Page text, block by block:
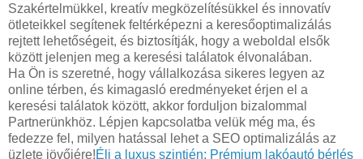
Szakértelmükkel, kreatív megközelítésükkel és innovatív
ötleteikkel segítenek feltérképezni a keresőoptimalizálás
rejtett lehetőségeit, és biztosítják, hogy a weboldal elsők
között jelenjen meg a keresési találatok élvonalában.
Ha Ön is szeretné, hogy vállalkozása sikeres legyen az
online térben, és kimagasló eredményeket érjen el a
keresési találatok között, akkor forduljon bizalommal
Partnerünkhöz. Lépjen kapcsolatba velük még ma, és
fedezze fel, milyen hatással lehet a SEO optimalizálás az
üzlete jövőjére!Élj a luxus szintjén: Prémium lakóautó bérlés